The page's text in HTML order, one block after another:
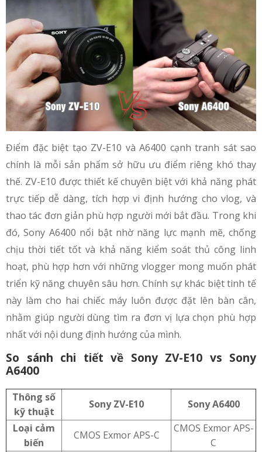
Điểm đặc biệt tạo ZV-E10 và A6400 cạnh tranh sát sao
chính là mỗi sản phẩm sở hữu ưu điểm riêng khó thay
thế. ZV-E10 được thiết kế chuyên biệt với khả năng phát
trực tiếp dễ dàng, tích hợp vi định hướng cho vlog, và
thao tác đơn giản phù hợp người mới bắt đầu. Trong khi
đó, Sony A6400 nổi bật nhờ năng lực mạnh mẽ, chống
chịu thời tiết tốt và khả năng kiểm soát thủ công linh
hoạt, phù hợp hơn với những vlogger mong muốn phát
triển kỹ năng chuyên sâu hơn. Chính sự khác biệt tinh tế
này làm cho hai chiếc máy luôn được đặt lên bàn cân,
nhằm giúp người dùng tìm ra đơn vị lựa chọn phù hợp
nhất với nội dung định hướng của mình.
So sánh chi tiết về Sony ZV-E10 vs Sony
A6400
Thông số
kỹ thuật
Sony ZV-E10
Sony A6400
Loại cảm
biến
CMOS Exmor APS-C
CMOS Exmor APS-
C